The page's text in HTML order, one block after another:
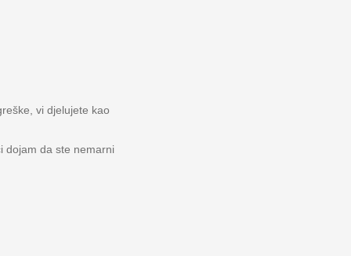
vi djelujete kao
dojam da ste nemarni